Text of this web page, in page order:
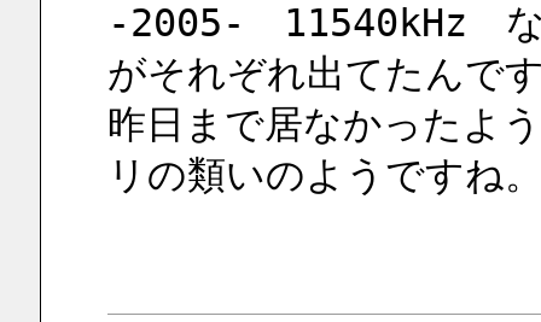
-2005-　11540kHz　
がそれぞれ出てたんで
昨日まで居なかったよ
リの類いのようですね